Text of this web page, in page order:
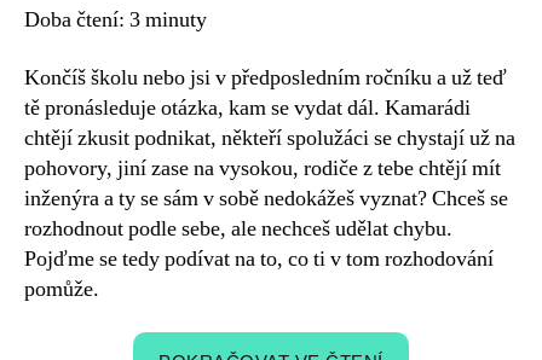
studovat
nebo
pracovat?
Toť
otázka.
Doba čtení: 3minuty
Končíš školu nebo jsi v předposledním ročníku a už teď
tě pronásleduje otázka, kam se vydat dál. Kamarádi
chtějí zkusit podnikat, někteří spolužáci se chystají už na
pohovory, jiní zase na vysokou, rodiče z tebe chtějí mít
inženýra a ty se sám v sobě nedokážeš vyznat? Chceš se
rozhodnout podle sebe, ale nechceš udělat chybu.
Pojďme se tedy podívat na to, co ti v tom rozhodování
pomůže.
„Jít